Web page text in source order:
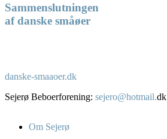
Sammenslutningen
af danske småøer
danske-smaaoer.dk
Sejerø Beboerforening: sejero@hotmail.dk
Om Sejerø